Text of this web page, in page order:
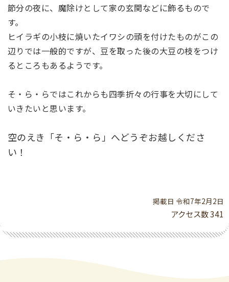
節分の夜に、魔除けとして家の玄関などに飾るもので
す。
ヒイラギの小枝に焼いたイワシの頭を付けたものがこの
辺りでは一般的ですが、豆を取った後の大豆の枝をつけ
るところもあるようです。
そ・ら・らではこれからも四季折々の行事を大切にして
いきたいと思います。
空のえき「そ・ら・ら」へどうぞお越しくださ
い！
掲載日 令和7年2月2日
アクセス数341